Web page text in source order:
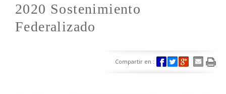
2020 Sostenimiento
Federalizado
Compartir en :